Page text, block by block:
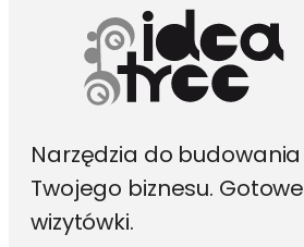
Narzędzia do budowania
Twojego biznesu. Gotowe
wizytówki.